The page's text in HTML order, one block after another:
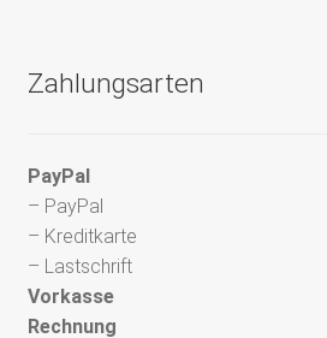
Zahlungsarten
PayPal
– PayPal
– Kreditkarte
– Lastschrift
Vorkasse
Rechnung